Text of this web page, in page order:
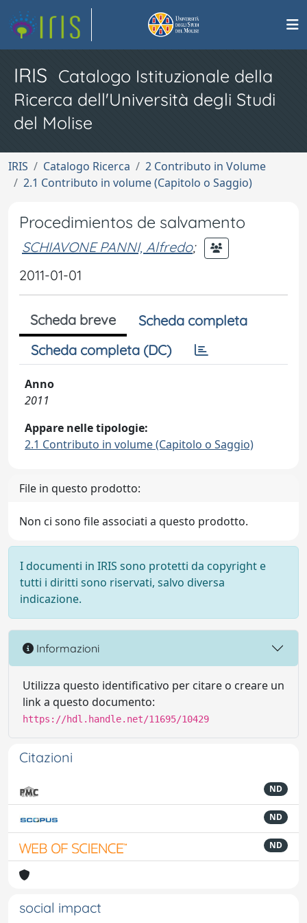
IRIS Catalogo Istituzionale della
Ricerca dell'Università degli Studi
del Molise
IRIS Catalogo Ricerca
2 Contributo in Volume
2.1 Contributo in volume (Capitolo o Saggio)
Procedimientos de salvamento
SCHIAVONE PANNI, Alfredo;
2011-01-01
Scheda breve
Scheda completa
Scheda completa (DC)
Anno
2011
Appare nelle tipologie:
2.1 Contributo in volume (Capitolo o Saggio)
File in questo prodotto:
Non ci sono file associati a questo prodotto.
I documenti in IRIS sono protetti da copyright e
tutti i diritti sono riservati, salvo diversa
indicazione.
Informazioni
Utilizza questo identificativo per citare o creare un
link a questo documento:
https://hdl.handle.net/11695/10429
Citazioni
ND
ND
ND
social impact